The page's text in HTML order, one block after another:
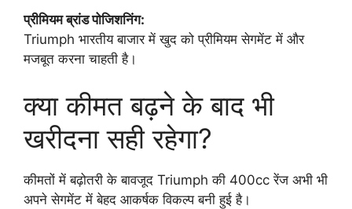
प्रीमियम ब्रांड पोजिशनिंग:
Triumph भारतीय बाजार में खुद को प्रीमियम सेगमेंट में और
मजबूत करना चाहती है।
क्या कीमत बढ़ने के बाद भी
खरीदना सही रहेगा?
कीमतों में बढ़ोतरी के बावजूद Triumph की 400cc रेंज अभी भी
अपने सेगमेंट में बेहद आकर्षक विकल्प बनी हुई है।